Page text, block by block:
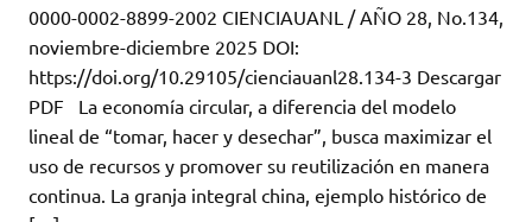
0000-0002-8899-2002 CIENCIAUANL / AÑO 28, No.134,
noviembre-diciembre 2025 DOI:
https://doi.org/10.29105/cienciauanl28.134-3 Descargar
PDF La economía circular, a diferencia del modelo
lineal de “tomar, hacer y desechar”, busca maximizar el
uso de recursos y promover su reutilización en manera
continua. La granja integral china, ejemplo histórico de